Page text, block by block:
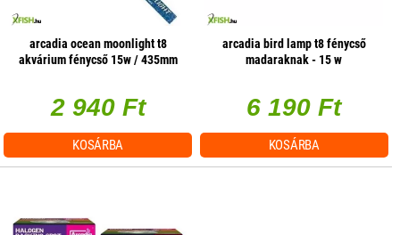
arcadia ocean moonlight t8
akvárium fénycső 15w / 435mm
2 940 Ft
KOSÁRBA
arcadia bird lamp t8 fénycső
madaraknak - 15 w
6 190 Ft
KOSÁRBA